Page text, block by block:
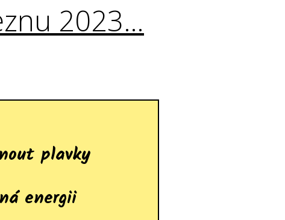
2023…
plavky
energii